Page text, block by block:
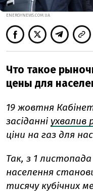
ENERGYNEWS.COM.UA
Что такое
цены для
19 жовтня
засіданні ухвалив
ціни на газ для
Так, з 1 листопада
населення
тисячу кубічних